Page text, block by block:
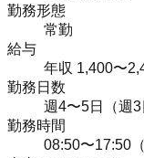
勤務形態
常勤
給与
年収 1,400〜
勤務日数
週4〜5日（週3
勤務時間
08:50〜17:50